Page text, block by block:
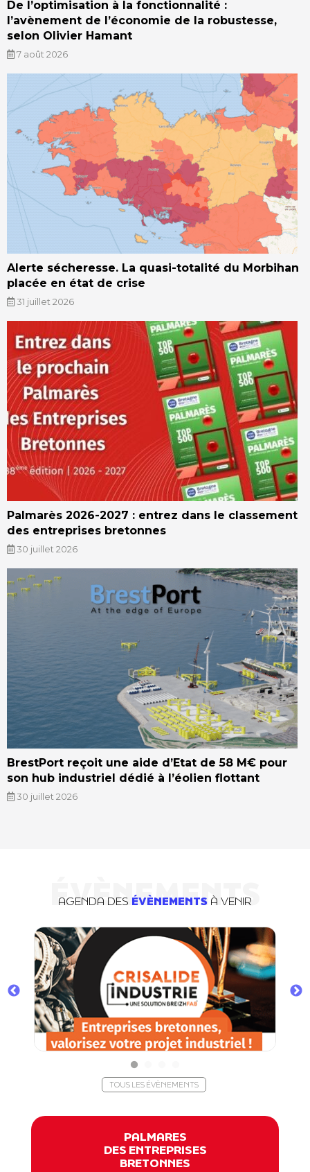
De l’optimisation à la fonctionnalité :
l’avènement de l’économie de la robustesse,
selon Olivier Hamant
7 août 2026
Alerte sécheresse. La quasi-totalité du Morbihan
placée en état de crise
31 juillet 2026
Palmarès 2026-2027 : entrez dans le classement
des entreprises bretonnes
30 juillet 2026
BrestPort reçoit une aide d’Etat de 58 M€ pour
son hub industriel dédié à l’éolien flottant
30 juillet 2026
ÉVÈNEMENTS
AGENDA DES ÉVÈNEMENTS À VENIR
TOUS LES ÉVÈNEMENTS
PALMARES
DES ENTREPRISES
BRETONNES